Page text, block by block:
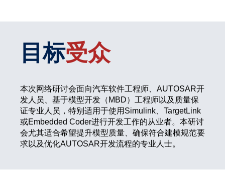
目标受众
本次网络研讨会面向汽车软件工程师、AUTOSAR开
发人员、基于模型开发（MBD）工程师以及质量保
证专业人员，特别适用于使用Simulink、TargetLink
或Embedded Coder进行开发工作的从业者。本研讨
会尤其适合希望提升模型质量、确保符合建模规范要
求以及优化AUTOSAR开发流程的专业人士。